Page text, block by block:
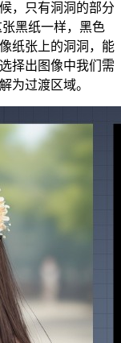
，只有洞洞的部分
黑纸一样，黑色
纸张上的洞洞，能
择出图像中我们需
为过渡区域。